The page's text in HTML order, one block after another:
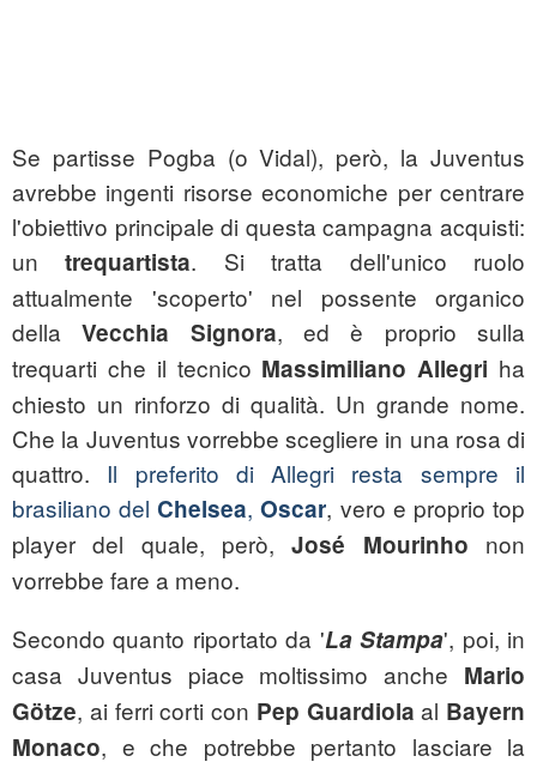
Se partisse Pogba (o Vidal), però, la Juventus
avrebbe ingenti risorse economiche per centrare
l'obiettivo principale di questa campagna acquisti:
untrequartista. Si tratta dell'unico ruolo
attualmente 'scoperto' nel possente organico
dellaVecchia Signora, ed è proprio sulla
trequarti che il tecnico Massimiliano Allegri ha
chiesto un rinforzo di qualità. Un grande nome.
Che la Juventus vorrebbe scegliere in una rosa di
quattro. Il preferito di Allegri resta sempre il
brasiliano del Chelsea,Oscar, vero e proprio top
player del quale, però,José Mourinho non
vorrebbe fare a meno.
Secondo quanto riportato da 'La Stampa', poi, in
casa Juventus piace moltissimo anche Mario
Götze, ai ferri corti con Pep Guardiola al Bayern
Monaco, e che potrebbe pertanto lasciare la